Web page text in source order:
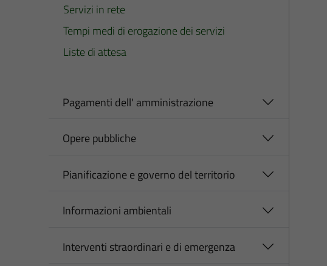
Servizi in rete
Tempi medi di erogazione dei servizi
Liste di attesa
Pagamenti dell' amministrazione
Opere pubbliche
Pianificazione e governo del territorio
Informazioni ambientali
Interventi straordinari e di emergenza